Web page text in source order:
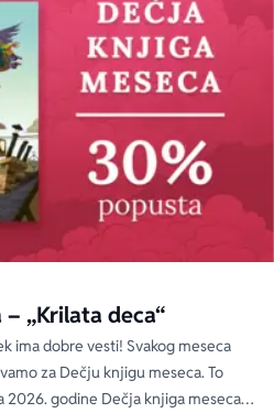
„Krilata deca“
ima dobre vesti! Svakog meseca
za Dečju knjigu meseca. To
2026. godine Dečja knjiga meseca